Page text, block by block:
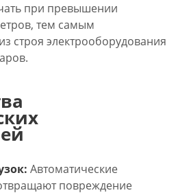
при превышении
тем самым
строя электрооборудования
Автоматические
повреждение